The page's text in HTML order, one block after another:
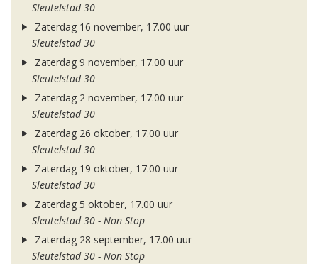
Sleutelstad 30
Zaterdag 16 november, 17.00 uur
Sleutelstad 30
Zaterdag 9 november, 17.00 uur
Sleutelstad 30
Zaterdag 2 november, 17.00 uur
Sleutelstad 30
Zaterdag 26 oktober, 17.00 uur
Sleutelstad 30
Zaterdag 19 oktober, 17.00 uur
Sleutelstad 30
Zaterdag 5 oktober, 17.00 uur
Sleutelstad 30 - Non Stop
Zaterdag 28 september, 17.00 uur
Sleutelstad 30 - Non Stop